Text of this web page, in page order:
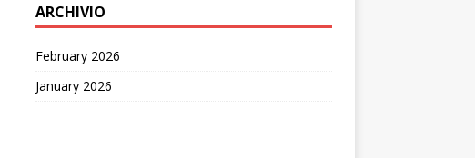
ARCHIVIO
February 2026
January 2026